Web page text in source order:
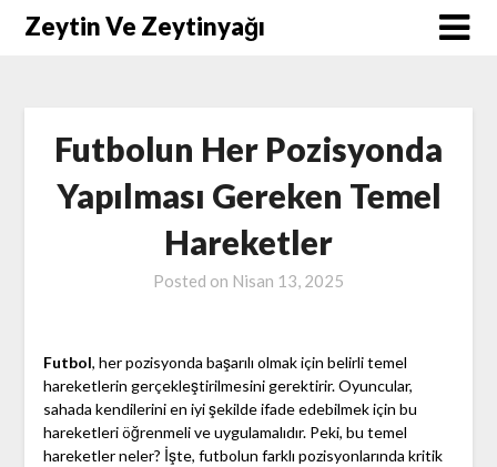
SkipZeytin Ve Zeytinyağı
Futbolun Her Pozisyonda
Yapılması Gereken Temel
Hareketler
Posted on Nisan 13, 2025
Futbol, her pozisyonda başarılı olmak için belirli temel
hareketlerin gerçekleştirilmesini gerektirir. Oyuncular,
sahada kendilerini en iyi şekilde ifade edebilmek için bu
hareketleri öğrenmeli ve uygulamalıdır. Peki, bu temel
hareketler neler? İşte, futbolun farklı pozisyonlarında kritik